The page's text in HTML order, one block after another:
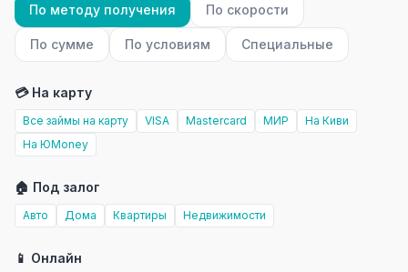
По методу получения По скорости
По сумме По условиям Специальные
💳 На карту
Все займы на карту VISA Mastercard МИР
На Киви
На ЮMoney
🏠 Под залог
Авто Дома Квартиры Недвижимости
📱 Онлайн